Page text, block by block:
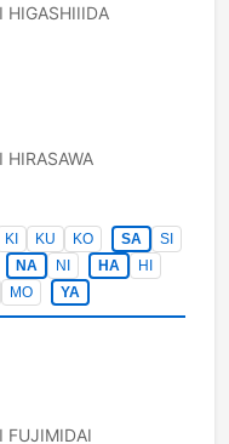
HIGASHIIIDA
HIRASAWA
KI KU KO SA
SI
NA NI HA
HI
MO YA
FUJIMIDAI